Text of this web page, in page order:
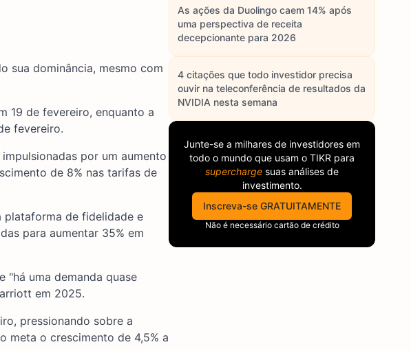
sua dominância, mesmo com
19 de fevereiro, enquanto a
fevereiro.
por um aumento
de 8% nas tarifas de
plataforma de fidelidade e
para aumentar 35% em
"há uma demanda quase
em 2025.
pressionando sobre a
meta o crescimento de 4,5% a
As ações da Duolingo caem 14% após
uma perspectiva de receita
decepcionante para 2026
4 citações que todo investidor precisa
ouvir na teleconferência de resultados da
NVIDIA nesta semana
Junte-se a milhares de investidores em
todo o mundo que usam o TIKR para
supercharge suas análises de
investimento.
Inscreva-se GRATUITAMENTE
Não é necessário cartão de crédito